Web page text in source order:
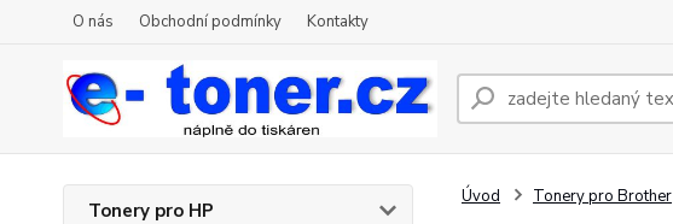
O nás Obchodní podmínky Kontakty
Tonery pro HP
Úvod Tonery pro Brother